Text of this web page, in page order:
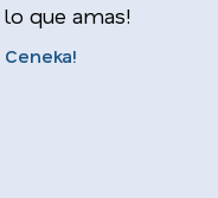
que amas!